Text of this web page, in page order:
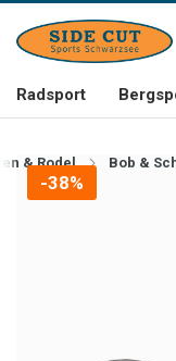
Radsport
& Rodel Bob &
-38%